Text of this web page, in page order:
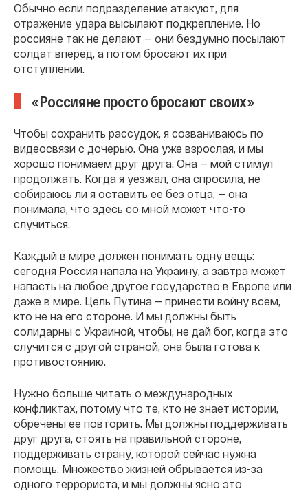
Обычно если подразделение атакуют, для
отражение удара высылают подкрепление. Но
россияне так не делают — они бездумно посылают
солдат вперед, а потом бросают их при
отступлении.
«Россияне просто бросают своих»
Чтобы сохранить рассудок, я созваниваюсь по
видеосвязи с дочерью. Она уже взрослая, и мы
хорошо понимаем друг друга. Она — мой стимул
продолжать. Когда я уезжал, она спросила, не
собираюсь ли я оставить ее без отца, — она
понимала, что здесь со мной может что-то
случиться.
Каждый в мире должен понимать одну вещь:
сегодня Россия напала на Украину, а завтра может
напасть на любое другое государство в Европе или
даже в мире. Цель Путина — принести войну всем,
кто не на его стороне. И мы должны быть
солидарны с Украиной, чтобы, не дай бог, когда это
случится с другой страной, она была готова к
противостоянию.
Нужно больше читать о международных
конфликтах, потому что те, кто не знает истории,
обречены ее повторить. Мы должны поддерживать
друг друга, стоять на правильной стороне,
поддерживать страну, которой сейчас нужна
помощь. Множество жизней обрывается из-за
одного террориста, и мы должны ясно это